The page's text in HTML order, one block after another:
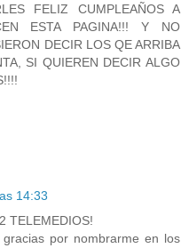
FELIZ CUMPLEAÑOS A
ESTA PAGINA!!! Y NO
DECIR LOS QE ARRIBA
SI QUIEREN DECIR ALGO
14:33
TELEMEDIOS!
por nombrarme en los